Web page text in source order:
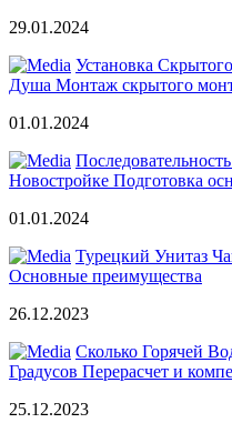
29.01.2024
Установка
Душа Монтаж скрытого
01.01.2024
Новостройке Подготовка
01.01.2024
Турецкий Унитаз
Основные преимущества
26.12.2023
Сколько Горячей
Градусов Перерасчет и
25.12.2023